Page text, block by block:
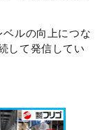
ルの向上につな
して発信してい